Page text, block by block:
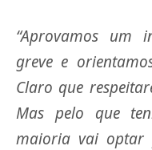
“Aprovamos um
greve e
Claro que
Mas pelo que
maioria vai optar